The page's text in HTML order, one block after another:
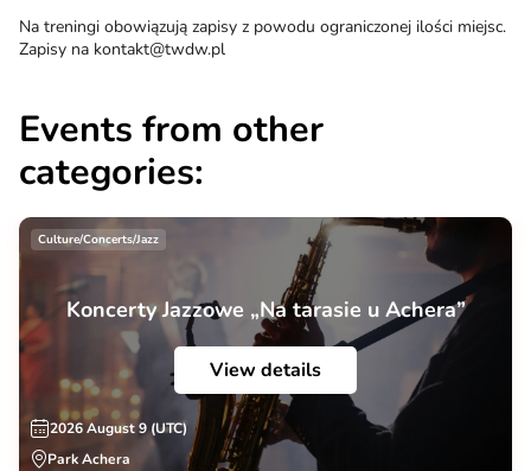
Na treningi obowiązują zapisy z powodu ograniczonej ilości miejsc.
Zapisy na kontakt@twdw.pl
Events from other
categories:
Culture/Concerts/Jazz
Koncerty Jazzowe „Na tarasie u Achera”
View details
2026 August 9 (UTC)
Park Achera